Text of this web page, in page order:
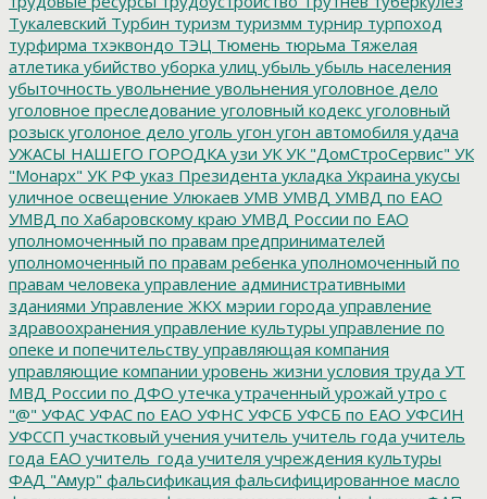
Тукалевский Турбин туризм туризмм турнир турпоход
турфирма тхэквондо ТЭЦ Тюмень тюрьма Тяжелая
атлетика убийство уборка улиц убыль убыль населения
убыточность увольнение увольнения уголовное дело
уголовное преследование уголовный кодекс уголовный
розыск уголоное дело уголь угон угон автомобиля удача
УЖАСЫ НАШЕГО ГОРОДКА узи УК УК "ДомСтроСервис" УК
"Монарх" УК РФ указ Президента укладка Украина укусы
уличное освещение Улюкаев УМВ УМВД УМВД по ЕАО
УМВД по Хабаровскому краю УМВД России по ЕАО
уполномоченный по правам предпринимателей
уполномоченный по правам ребенка уполномоченный по
правам человека управление административными
зданиями Управление ЖКХ мэрии города управление
здравоохранения управление культуры управление по
опеке и попечительству управляющая компания
управляющие компании уровень жизни условия труда УТ
МВД России по ДФО утечка утраченный урожай утро с
"@" УФАС УФАС по ЕАО УФНС УФСБ УФСБ по ЕАО УФСИН
УФССП участковый учения учитель учитель года учитель
года ЕАО учитель_года учителя учреждения культуры
ФАД "Амур" фальсификация фальсифицированное масло